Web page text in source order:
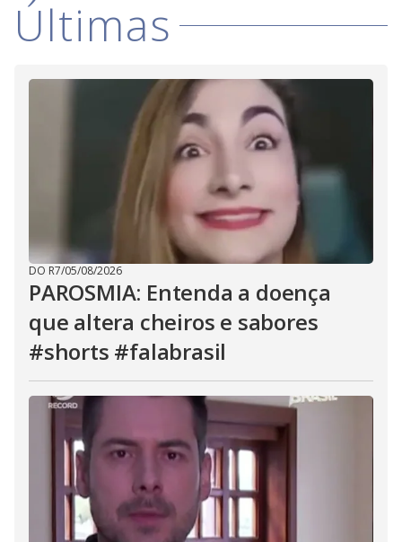
e
o
Últimas
DO R7/05/08/2026
PAROSMIA: Entenda a doença
que altera cheiros e sabores
#shorts #falabrasil